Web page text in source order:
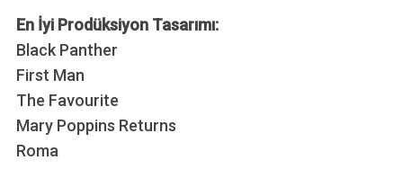
En İyi Prodüksiyon Tasarımı:
Black Panther
First Man
The Favourite
Mary Poppins Returns
Roma